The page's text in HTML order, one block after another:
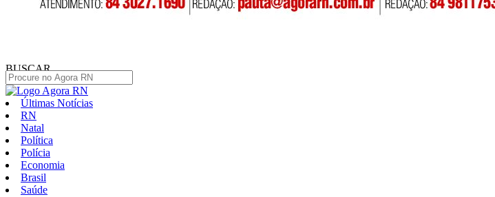
BUSCAR
Últimas Notícias
RN
Natal
Política
Polícia
Economia
Brasil
Saúde